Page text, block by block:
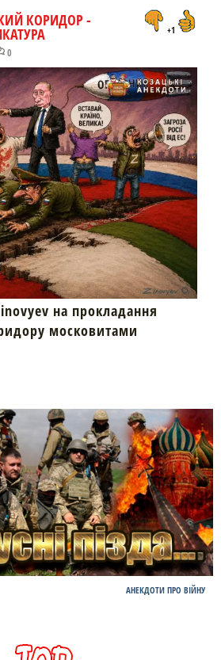
КОРИДОР -
0
+1
на прокладання
московитами
АНЕКДОТИ ПРО ВІЙНУ